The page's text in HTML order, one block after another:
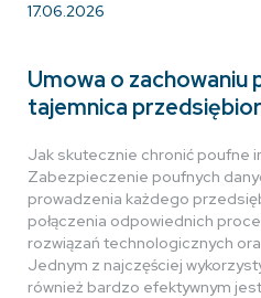
17.06.2026
Umowa o zachowaniu
tajemnica
Jak skutecznie chronić poufne
Zabezpieczenie poufnych
prowadzenia każdego
połączenia odpowiednich
rozwiązań technologicznych
Jednym z najczęściej
również bardzo efektywnym